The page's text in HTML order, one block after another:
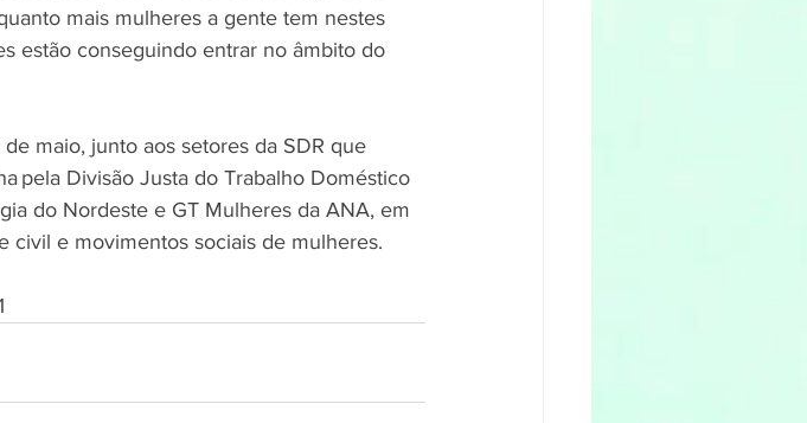
mais mulheres a gente tem nestes
estão conseguindo entrar no âmbito do
maio, junto aos setores da SDR que
pela Divisão Justa do Trabalho Doméstico
do Nordeste e GT Mulheres da ANA, em
civil e movimentos sociais de mulheres.